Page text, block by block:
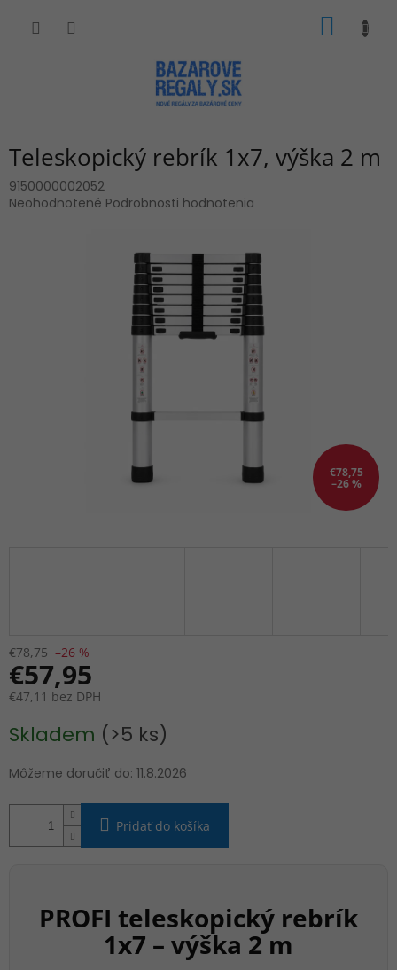
Teleskopický rebrík 1x7, výška 2 m
9150000002052
Priemerné
Neohodnotené Podrobnosti hodnotenia
€78,75
–26 %
€78,75 –26 %
€57,95
€47,11 bez DPH
cena:
Skladem (>5 ks)
Môžeme doručiť do: 11.8.2026
Pridať do košíka
PROFI teleskopický rebrík
1x7 – výška 2 m